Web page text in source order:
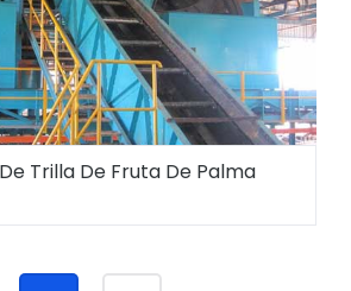
Trilla De Fruta De Palma